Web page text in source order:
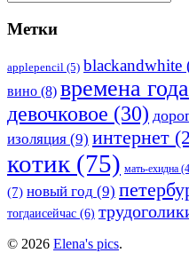
Метки
applepencil (5) blackandwhite
вино (8) времена года
девочковое (30)
изоляция (9) интернет
котик (75) мать-ехидна
(7) новый год (9)
тогдаисейчас (6)
© 2026 Elena's pics.